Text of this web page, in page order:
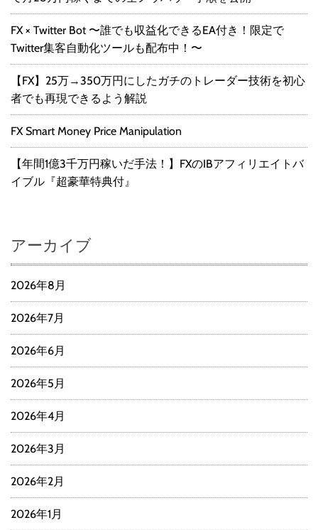
FX × Twitter Bot 〜誰でも収益化できるEA付き！限定で
Twitter集客自動化ツールも配布中！〜
【FX】25万→350万円にしたガチのトレーダー技術を初心
者でも再現できるよう解説
FX Smart Money Price Manipulation
【年間1億3千万円稼いだ手法！】FXのIBアフィリエイトバ
イブル『超豪華特典付』
アーカイブ
2026年8月
2026年7月
2026年6月
2026年5月
2026年4月
2026年3月
2026年2月
2026年1月